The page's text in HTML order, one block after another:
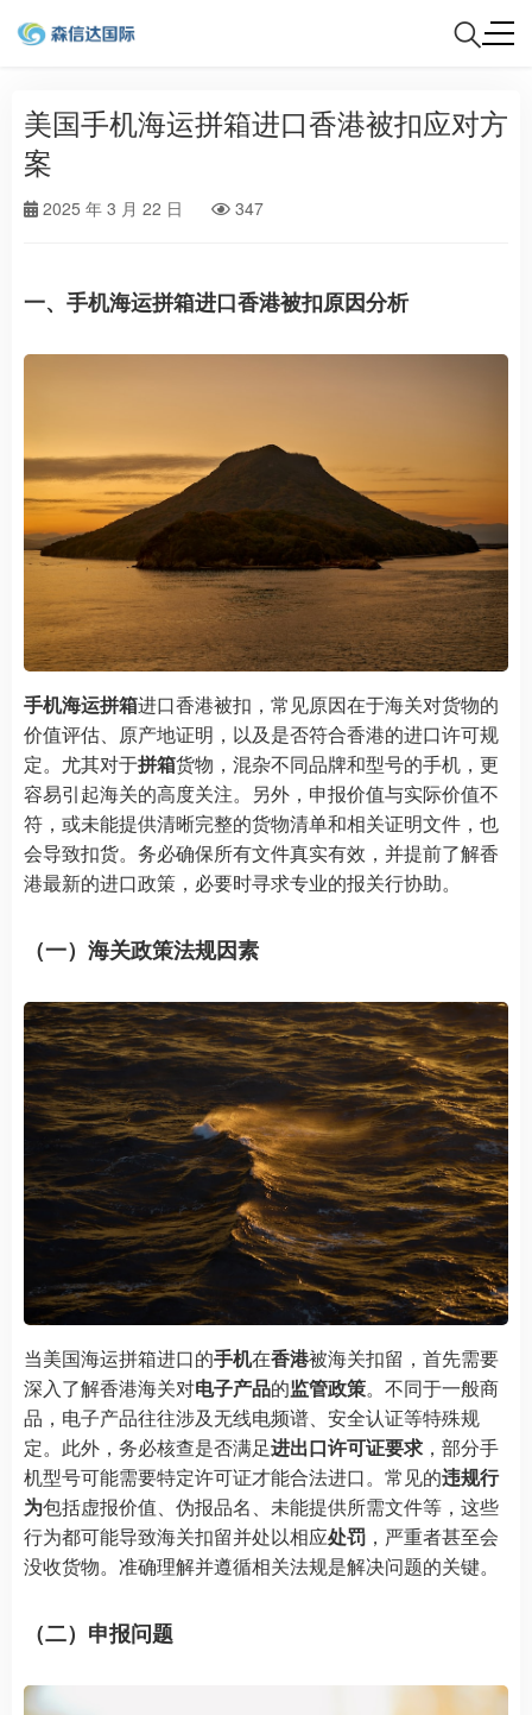
美国手机海运拼箱进口香港被扣应对方
案
2025 年 3 月 22 日 347
一、手机海运拼箱进口香港被扣原因分析
手机海运拼箱进口香港被扣，常见原因在于海关对货物的
价值评估、原产地证明，以及是否符合香港的进口许可规
定。尤其对于拼箱货物，混杂不同品牌和型号的手机，更
容易引起海关的高度关注。另外，申报价值与实际价值不
符，或未能提供清晰完整的货物清单和相关证明文件，也
会导致扣货。务必确保所有文件真实有效，并提前了解香
港最新的进口政策，必要时寻求专业的报关行协助。
（一）海关政策法规因素
当美国海运拼箱进口的手机在香港被海关扣留，首先需要
深入了解香港海关对电子产品的监管政策。不同于一般商
品，电子产品往往涉及无线电频谱、安全认证等特殊规
定。此外，务必核查是否满足进出口许可证要求 ，部分手
机型号可能需要特定许可证才能合法进口。常见的违规行
为包括虚报价值、伪报品名、未能提供所需文件等，这些
行为都可能导致海关扣留并处以相应处罚 ，严重者甚至会
没收货物。准确理解并遵循相关法规是解决问题的关键。
（二）申报问题